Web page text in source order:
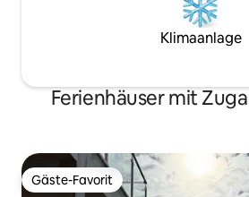
Klimaanlage
Ferienhäuser mit
Gäste-Favorit
Gäste-Favorit